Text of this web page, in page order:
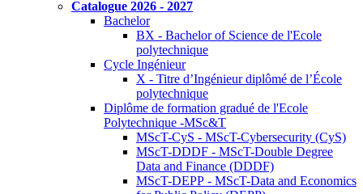
Catalogue 2026 - 2027
Bachelor
BX - Bachelor of Science de l'Ecole
polytechnique
Cycle Ingénieur
X - Titre d’Ingénieur diplômé de l’École
polytechnique
Diplôme de formation gradué de l'Ecole
Polytechnique -MSc&T
MScT-CyS - MScT-Cybersecurity (CyS)
MScT-DDDF - MScT-Double Degree
Data and Finance (DDDF)
MScT-DEPP - MScT-Data and Economics